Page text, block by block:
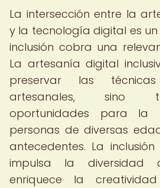
La intersección entre la
y la tecnología digital es
inclusión cobra una
La artesanía digital
preservar las
artesanales, sino
oportunidades para la
personas de diversas
antecedentes. La
impulsa la diversidad
enriquece la